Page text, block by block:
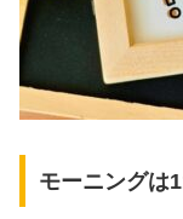
モーニングは